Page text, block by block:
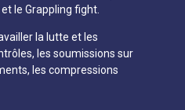
le Grappling fight.
la lutte et les
les soumissions sur
les compressions